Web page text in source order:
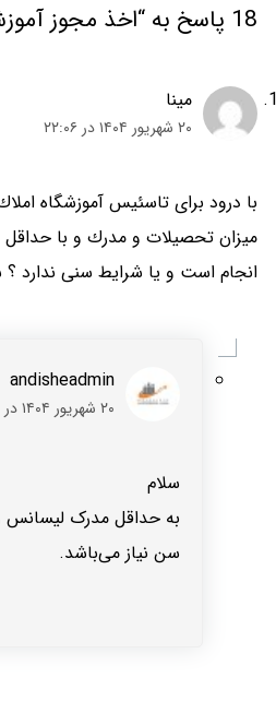
18 پاسخ به “اخذ مجوز آموزشگاه املاک”
مينا
۲۰ شهریور ۱۴۰۴ در ۲۲:۰۶
با درود براى تاسئيس آموزشگاه
ميزان تحصيلات و مدرك و با
انجام است و يا شرايط سنى ندارد
andisheadmin
۲۰ شهریور ۱۴۰۴ در ۲۲:۳۹
سلام
سن نیاز می‌باشد.